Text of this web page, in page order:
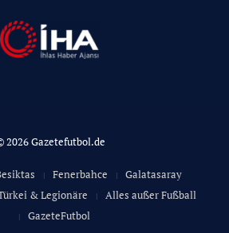
2026 Gazetefutbol.de
Fenerbahce
Galatasaray
& Legionäre
Alles außer Fußball
GazeteFutbol